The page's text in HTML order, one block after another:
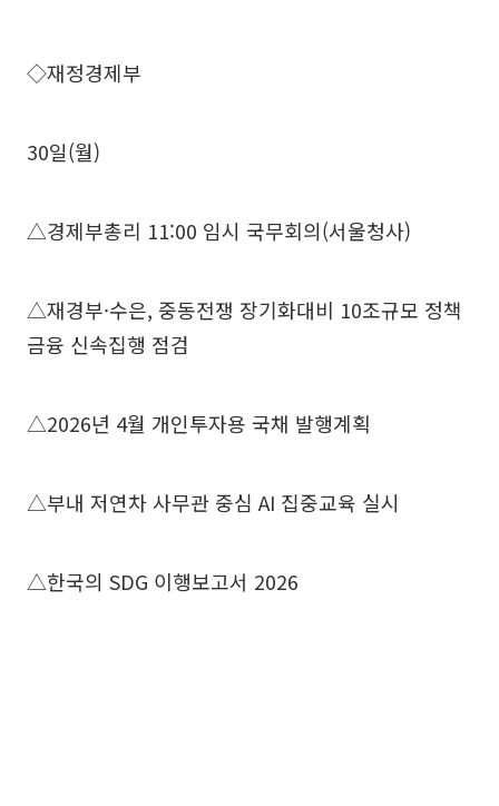
◇재정경제부
30일(월)
△경제부총리 11:00 임시 국무회의(서울청사)
△재경부·수은, 중동전쟁 장기화대비 10조규모 정책
금융 신속집행 점검
△2026년 4월 개인투자용 국채 발행계획
△부내 저연차 사무관 중심 AI 집중교육 실시
△한국의 SDG 이행보고서 2026